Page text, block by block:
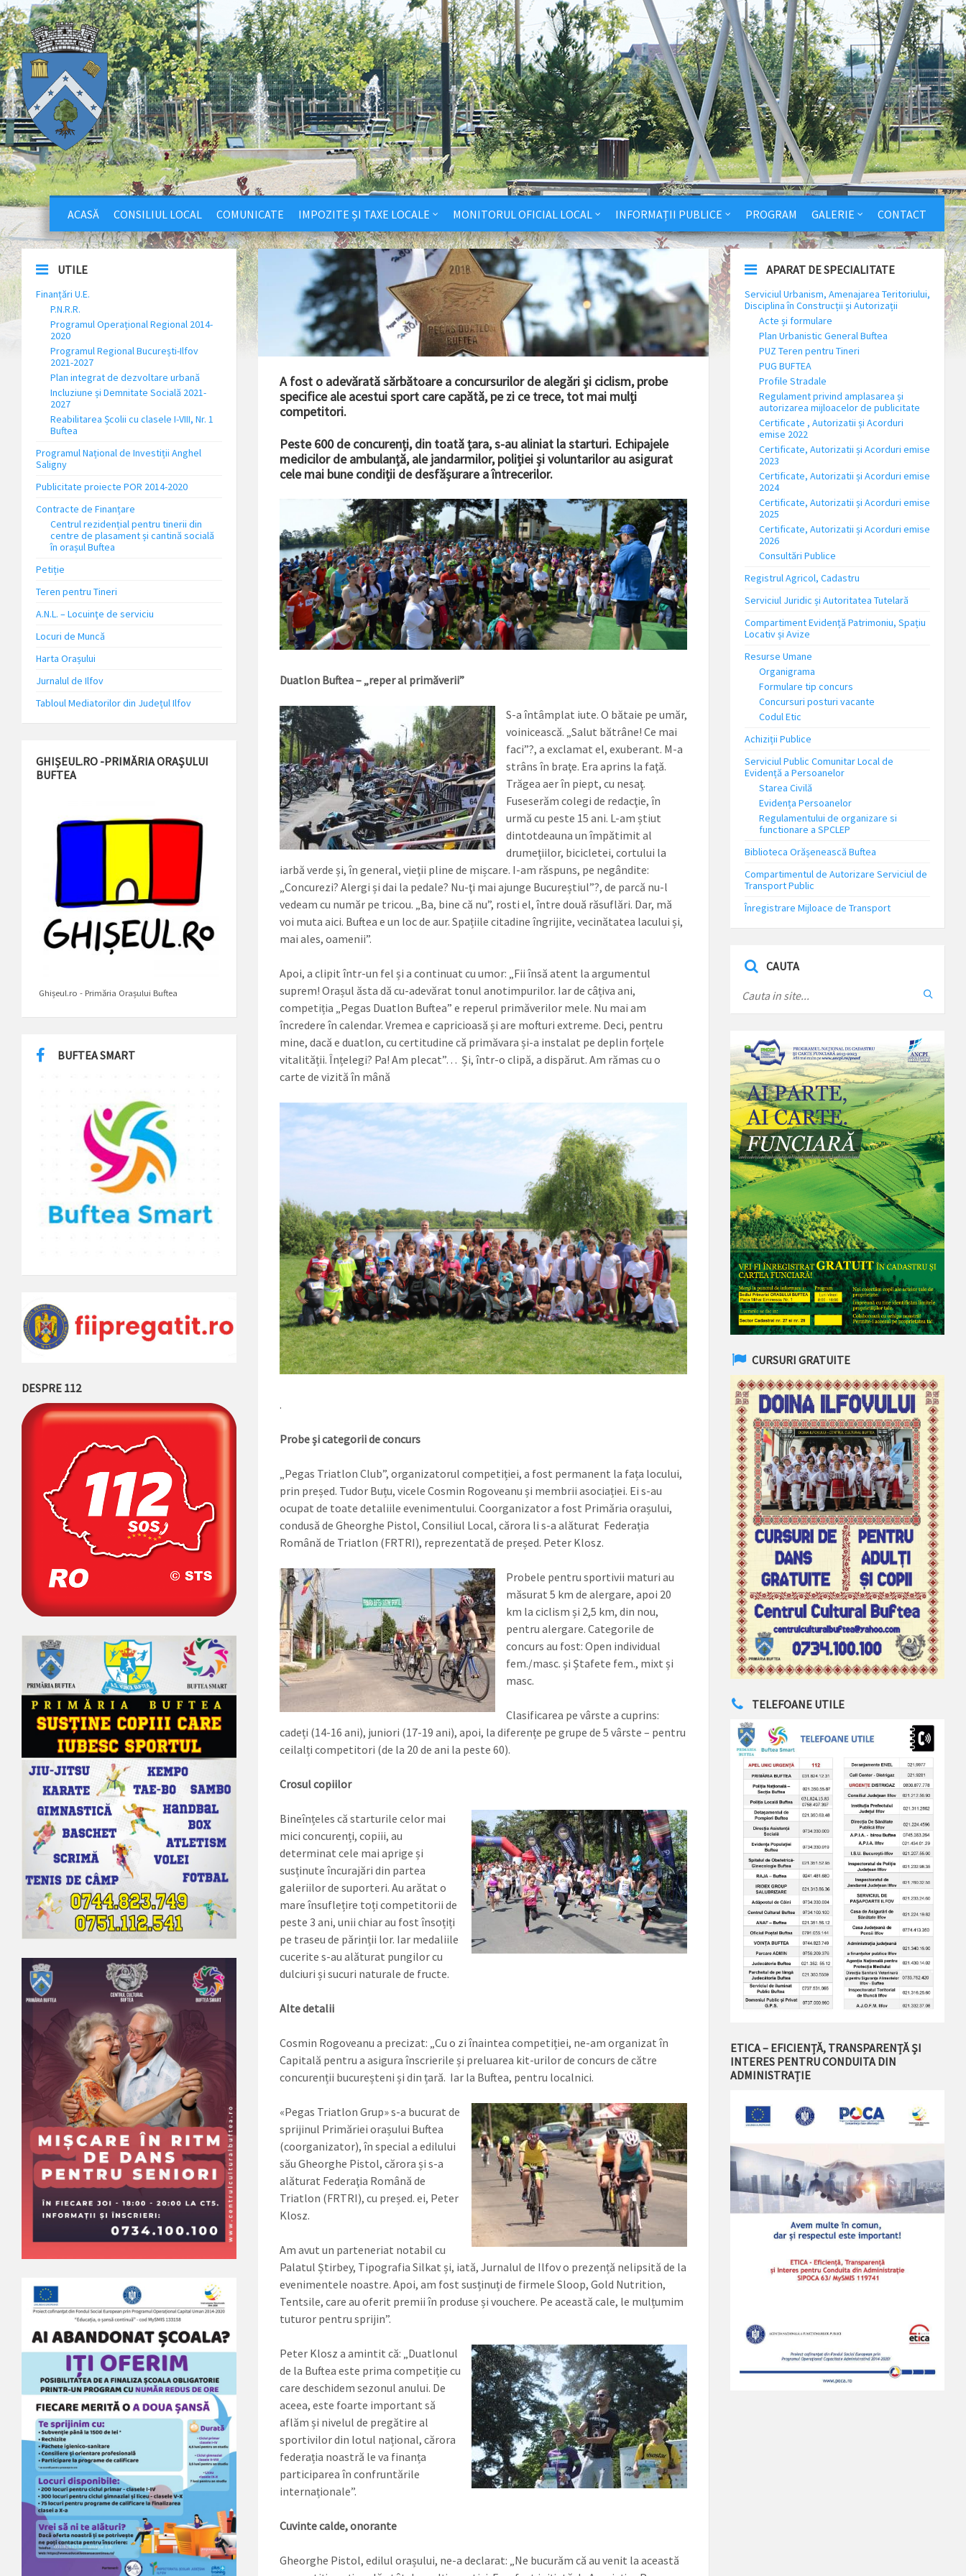
ACASĂ CONSILIUL LOCAL COMUNICATE IMPOZITE ȘI TAXE LOCALE MONITORUL OFICIAL LOCAL INFORMAȚII PUBLICE PROGRAM GALERIE CONTACT
A fost o adevărată sărbătoare a concursurilor de alegări și ciclism, probe
specifice ale acestui sport care capătă, pe zi ce trece, tot mai mulți
competitori.
Peste 600 de concurenți, din toată țara, s-au aliniat la starturi. Echipajele
medicilor de ambulanță, ale jandarmilor, poliției și voluntarilor au asigurat
cele mai bune condiții de desfășurare a întrecerilor.
Duatlon Buftea – „reper al primăverii”
S-a întâmplat iute. O bătaie pe umăr,
voinicească. „Salut bătrâne! Ce mai
faci”?, a exclamat el, exuberant. M-a
strâns în braţe. Era aprins la faţă.
Trăgea aer în piept, cu nesaţ.
Fuseserăm colegi de redacţie, în
urmă cu peste 15 ani. L-am știut
dintotdeauna un împătimit al
drumeţiilor, bicicletei, cortului la
iarbă verde și, în general, vieţii pline de mișcare. I-am răspuns, pe negândite:
„Concurezi? Alergi și dai la pedale? Nu-ţi mai ajunge Bucu­reștiul”?, de parcă nu-l
vedeam cu număr pe tricou. „Ba, bine că nu”, rosti el, între două răsuflări. Dar, mă
voi muta aici. Buftea e un loc de aur. Spațiile citadine îngrijite, vecinătatea lacului și,
mai ales, oamenii”.
Apoi, a clipit într-un fel și a continuat cu umor: „Fii însă atent la argumentul
suprem! Orașul ăsta dă cu-adevărat tonul anotimpurilor. Iar de câțiva ani,
competiția „Pegas Duatlon Buftea” e reperul primăverilor mele. Nu mai am
încredere în calendar. Vremea e capricioasă și are mofturi extreme. Deci, pentru
mine, dacă e duatlon, cu certitudine că primăvara și-a instalat pe deplin forțele
vitalității. Înțelegi? Pa! Am plecat”… Și, într-o clipă, a dispărut. Am rămas cu o
carte de vizită în mână
.
Probe și categorii de concurs
„Pegas Triatlon Club”, organizatorul competiției, a fost permanent la fața locului,
prin președ. Tudor Buțu, vicele Cosmin Rogoveanu și membrii asociației. Ei s-au
ocupat de toate detaliile evenimentului. Coorganizator a fost Primăria orașului,
condusă de Gheorghe Pistol, Consiliul Local, cărora li s-a alăturat Federația
Română de Triatlon (FRTRI), reprezentată de președ. Peter Klosz.
Probele pentru sportivii maturi au
măsurat 5 km de alergare, apoi 20
km la ciclism și 2,5 km, din nou,
pentru alergare. Categorile de
concurs au fost: Open individual
fem./masc. și Ștafete fem., mixt și
masc.
Clasificarea pe vârste a cuprins:
cadeți (14-16 ani), juniori (17-19 ani), apoi, la diferențe pe grupe de 5 vârste – pentru
ceilalți competitori (de la 20 de ani la peste 60).
Crosul copiilor
Bineînțeles că starturile celor mai
mici concurenți, copiii, au
determinat cele mai aprige și
susținute încurajări din partea
galeriilor de suporteri. Au arătat o
mare însuflețire toți competitorii de
peste 3 ani, unii chiar au fost însoțiți
pe traseu de părinții lor. Iar medaliile
cucerite s-au alăturat pungilor cu
dulciuri și sucuri naturale de fructe.
Alte detalii
Cosmin Rogoveanu a precizat: „Cu o zi înaintea competiției, ne-am organizat în
Capitală pentru a asigura înscrierile și preluarea kit-urilor de concurs de către
concurenții bucureșteni și din țară. Iar la Buftea, pentru localnici.
«Pegas Triatlon Grup» s-a bucurat de
sprijinul Primăriei orașului Buftea
(coorganizator), în special a edilului
său Gheorghe Pistol, cărora și s-a
alăturat Federaţia Română de
Triatlon (FRTRI), cu președ. ei, Peter
Klosz.
Am avut un parteneriat notabil cu
Palatul Știrbey, Tipografia Silkat și, iată, Jurnalul de Ilfov o prezență nelipsită de la
evenimentele noastre. Apoi, am fost susținuți de firmele Sloop, Gold Nutrition,
Tentsile, care au oferit premii în produse și vouchere. Pe această cale, le mulțumim
tuturor pentru sprijin”.
Peter Klosz a amintit că: „Duatlonul
de la Buftea este prima competiție cu
care deschidem sezonul anului. De
aceea, este foarte important să
aflăm și nivelul de pregătire al
sportivilor din lotul național, cărora
federația noastră le va finanța
participarea în confruntările
internaționale”.
Cuvinte calde, onorante
Gheorghe Pistol, edilul orașului, ne-a declarat: „Ne bucurăm că au venit la această
UTILE
Finanțări U.E.
P.N.R.R.
Programul Operațional Regional 2014-
2020
Programul Regional București-Ilfov
2021-2027
Plan integrat de dezvoltare urbană
Incluziune și Demnitate Socială 2021-
2027
Reabilitarea Școlii cu clasele I-VIII, Nr. 1
Buftea
Programul Național de Investiții Anghel
Saligny
Publicitate proiecte POR 2014-2020
Contracte de Finanțare
Centrul rezidențial pentru tinerii din
centre de plasament și cantină socială
în orașul Buftea
Petiție
Teren pentru Tineri
A.N.L. – Locuinţe de serviciu
Locuri de Muncă
Harta Orașului
Jurnalul de Ilfov
Tabloul Mediatorilor din Județul Ilfov
GHIȘEUL.RO -PRIMĂRIA ORAȘULUI
BUFTEA
Ghișeul.ro - Primăria Orașului Buftea
BUFTEA SMART
DESPRE 112
APARAT DE SPECIALITATE
Serviciul Urbanism, Amenajarea Teritoriului,
Disciplina în Construcții și Autorizații
Acte și formulare
Plan Urbanistic General Buftea
PUZ Teren pentru Tineri
PUG BUFTEA
Profile Stradale
Regulament privind amplasarea și
autorizarea mijloacelor de publicitate
Certificate , Autorizatii și Acorduri
emise 2022
Certificate, Autorizatii și Acorduri emise
2023
Certificate, Autorizatii și Acorduri emise
2024
Certificate, Autorizatii și Acorduri emise
2025
Certificate, Autorizatii și Acorduri emise
2026
Consultări Publice
Registrul Agricol, Cadastru
Serviciul Juridic și Autoritatea Tutelară
Compartiment Evidență Patrimoniu, Spațiu
Locativ și Avize
Resurse Umane
Organigrama
Formulare tip concurs
Concursuri posturi vacante
Codul Etic
Achiziții Publice
Serviciul Public Comunitar Local de
Evidență a Persoanelor
Starea Civilă
Evidența Persoanelor
Regulamentului de organizare si
functionare a SPCLEP
Biblioteca Orășenească Buftea
Compartimentul de Autorizare Serviciul de
Transport Public
Înregistrare Mijloace de Transport
CAUTA
CURSURI GRATUITE
TELEFOANE UTILE
ETICA – EFICIENȚĂ, TRANSPARENȚĂ ȘI
INTERES PENTRU CONDUITA DIN
ADMINISTRAȚIE